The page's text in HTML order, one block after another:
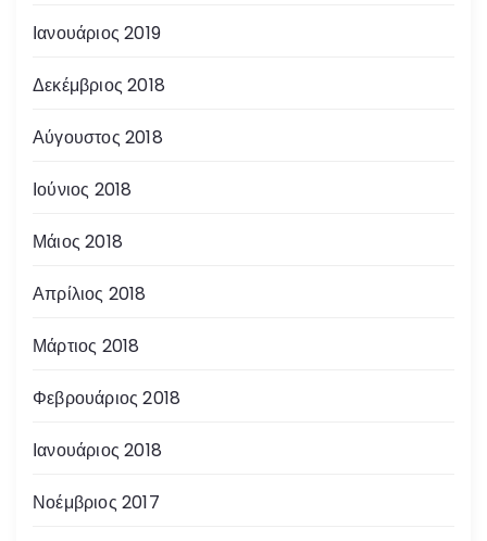
Ιανουάριος 2019
Δεκέμβριος 2018
Αύγουστος 2018
Ιούνιος 2018
Μάιος 2018
Απρίλιος 2018
Μάρτιος 2018
Φεβρουάριος 2018
Ιανουάριος 2018
Νοέμβριος 2017